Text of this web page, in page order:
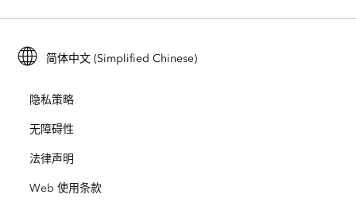
Esri Store
Esri 年轻专家关系网
培训
ArcUser
ArcNews
ArcWatch
招贤纳士
开放视野
业务行为准则
ArcGIS for Student Use
保护
教育
简体中文 (Simplified Chinese)
隐私策略
无障碍性
法律声明
Web 使用条款